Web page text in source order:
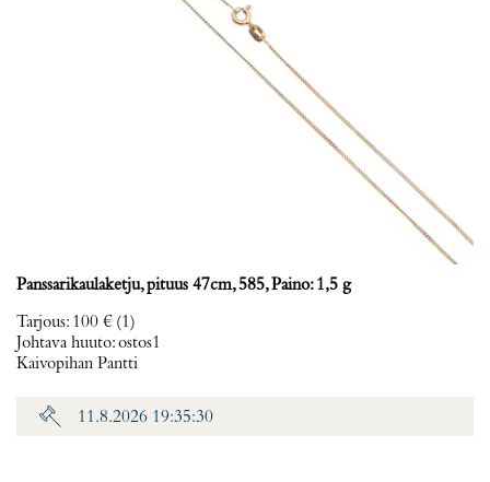
Panssarikaulaketju, pituus 47cm, 585, Paino: 1,5 g
Tarjous: 100 € (1)
Johtava huuto:ostos1
Kaivopihan Pantti
11.8.2026 19:35:30